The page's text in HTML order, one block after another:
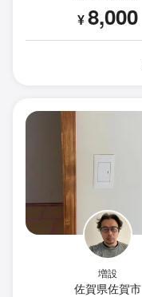
¥8,000
増設
佐賀県佐賀市